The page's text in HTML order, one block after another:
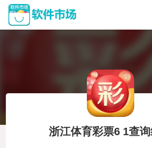
浙江体育彩票6 1查